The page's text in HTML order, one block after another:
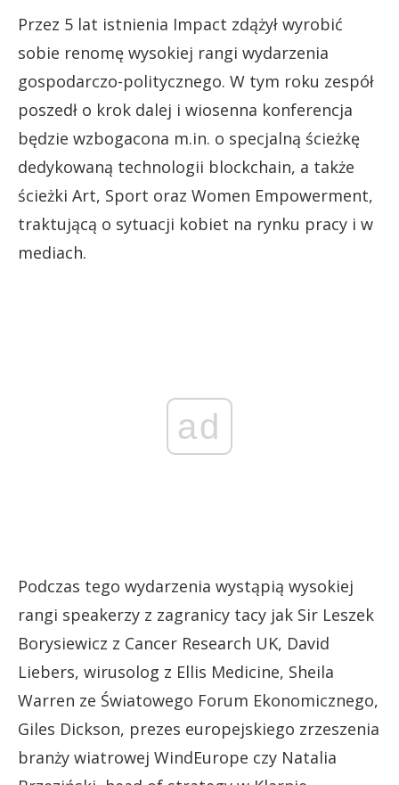
Przez 5 lat istnienia Impact zdążył wyrobić
sobie renomę wysokiej rangi wydarzenia
gospodarczo-politycznego. W tym roku zespół
poszedł o krok dalej i wiosenna konferencja
będzie wzbogacona m.in. o specjalną ścieżkę
dedykowaną technologii blockchain, a także
ścieżki Art, Sport oraz Women Empowerment,
traktującą o sytuacji kobiet na rynku pracy i w
mediach.
ad
Podczas tego wydarzenia wystąpią wysokiej
rangi speakerzy z zagranicy tacy jak Sir Leszek
Borysiewicz z Cancer Research UK, David
Liebers, wirusolog z Ellis Medicine, Sheila
Warren ze Światowego Forum Ekonomicznego,
Giles Dickson, prezes europejskiego zrzeszenia
branży wiatrowej WindEurope czy Natalia